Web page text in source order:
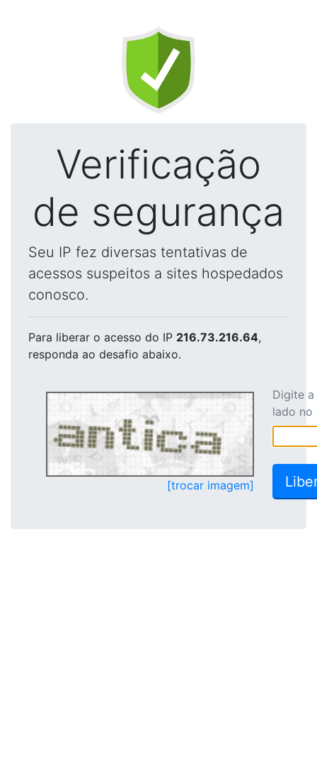
Verificação
de segurança
Seu IP fez diversas tentativas de
acessos suspeitos a sites hospedados
conosco.
Para liberar o acesso do IP 216.73.216.64,
responda ao desafio abaixo.
[trocar imagem]
Digite
lado no